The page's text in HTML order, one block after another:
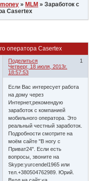
» MLM »Заработок с
Casertex
оператора Casertex
Поделиться
1
Четверг, 18 июля, 2013г.
18:57:53
Если Вас интересует работа
на дому через
Интернет,рекомендую
заработок с компанией
мобильного оператора. Это
реальный честный заработок.
Подробности смотрите на
моём сайте "В ногу с
Приват24". Если есть
вопросы, звоните на
Skype:yurcendel1965 или
тел.+380504762989. Юрий.
Вход на сайт:<a